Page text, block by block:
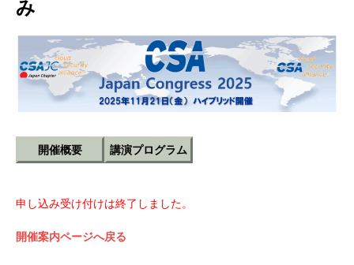
み
開催概要 講演プログラム
申し込み受け付けは終了しました。
開催案内ページへ戻る